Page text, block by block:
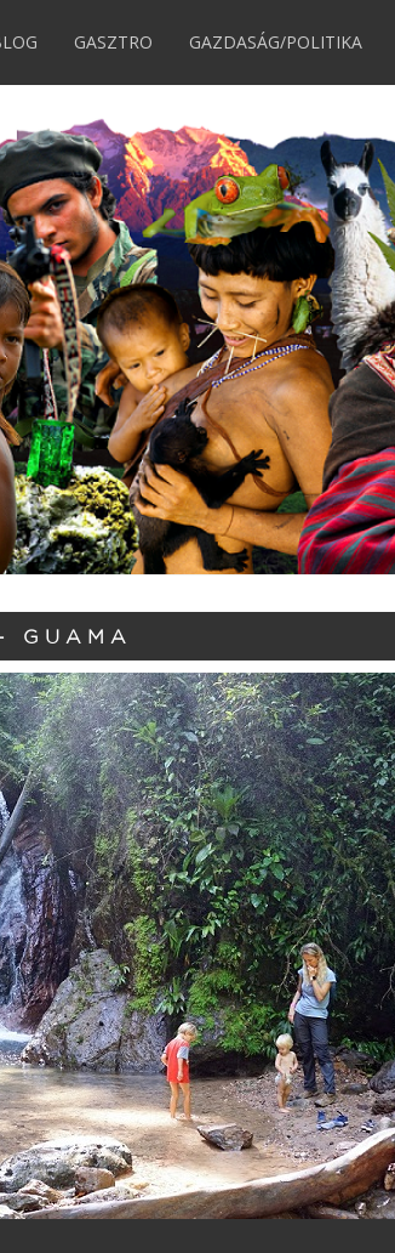
GASZTRO GAZDASÁG/POLITIKA
GUAMA